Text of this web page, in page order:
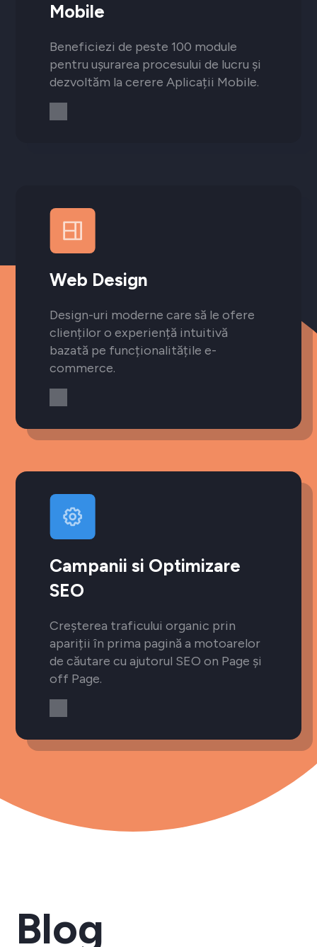
Mobile
Beneficiezi de peste 100 module
pentru ușurarea procesului de lucru și
dezvoltăm la cerere Aplicații Mobile.
Web Design
Design-uri moderne care să le ofere
clienților o experiență intuitivă
bazată pe funcționalitățile e-
commerce.
Campanii si Optimizare
SEO
Creșterea traficului organic prin
apariții în prima pagină a motoarelor
de căutare cu ajutorul SEO on Page și
off Page.
Blog